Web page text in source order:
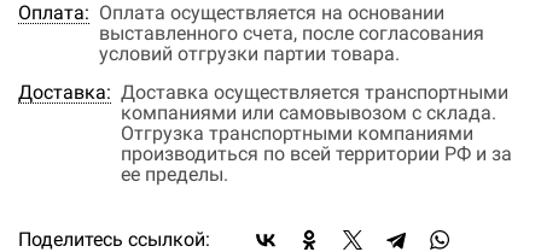
Оплата: Оплата осуществляется на основании
выставленного счета, после согласования
условий отгрузки партии товара.
Доставка: Доставка осуществляется транспортными
компаниями или самовывозом с склада.
Отгрузка транспортными компаниями
производиться по всей территории РФ и за
ее пределы.
Поделитесь ссылкой: